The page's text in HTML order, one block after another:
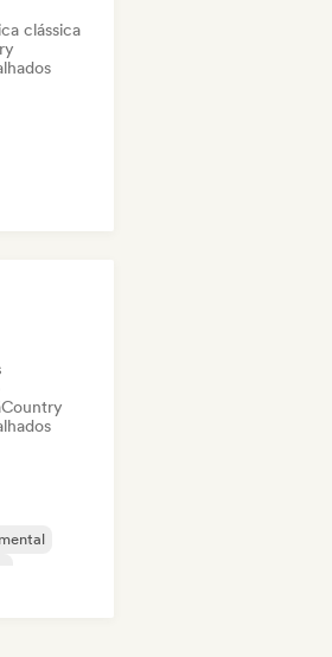
clássica
Country